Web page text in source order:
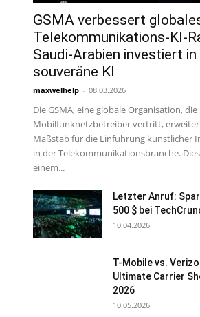
GSMA verbessert
Telekommunikations-KI-
Saudi-Arabien investiert in
souveräne KI
maxwelhelp - 08.03.2026
Die GSMA, eine globale Organisation, die
Mobilfunknetzbetreiber vertritt,
Maßstab für die Einführung künstlicher
in der Telekommunikationsbranche.
einem...
Letzter Anruf:
500 $ bei
10.04.2026
T-Mobile vs.
Ultimate Carrier
2026
10.05.2026